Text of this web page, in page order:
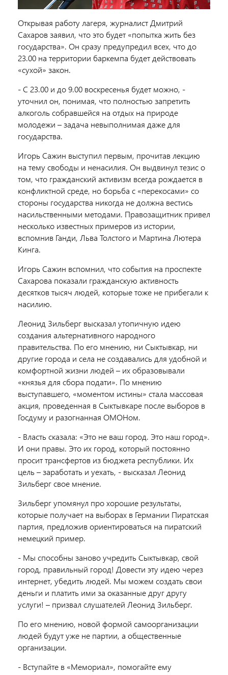
Открывая работу лагеря, журналист Дмитрий
Сахаров заявил, что это будет «попытка жить без
государства». Он сразу предупредил всех, что до
23.00 на территории баркемпа будет действовать
«сухой» закон.
- С 23.00 и до 9.00 воскресенья будет можно, -
уточнил он, понимая, что полностью запретить
алкоголь собравшейся на отдых на природе
молодежи – задача невыполнимая даже для
государства.
Игорь Сажин выступил первым, прочитав лекцию
на тему свободы и ненасилия. Он выдвинул тезис о
том, что гражданский активизм всегда рождается в
конфликтной среде, но борьба с «перекосами» со
стороны государства никогда не должна вестись
насильственными методами. Правозащитник привел
несколько известных примеров из истории,
вспомнив Ганди, Льва Толстого и Мартина Лютера
Кинга.
Игорь Сажин вспомнил, что события на проспекте
Сахарова показали гражданскую активность
десятков тысяч людей, которые тоже не прибегали к
насилию.
Леонид Зильберг высказал утопичную идею
создания альтернативного народного
правительства. По его мнению, ни Сыктывкар, ни
другие города и села не создавались для удобной и
комфортной жизни людей – их образовывали
«князья для сбора подати». По мнению
выступавшего, «моментом истины» стала массовая
акция, проведенная в Сыктывкаре после выборов в
Госдуму и разогнанная ОМОНом.
- Власть сказала: «Это не ваш город. Это наш город».
И они правы. Это их город, который постоянно
просит трансфертов из бюджета республики. Их
цель – заработать и уехать, - высказал Леонид
Зильберг свое мнение.
Зильберг упомянул про хорошие результаты,
которые получает на выборах в Германии Пиратская
партия, предложив ориентироваться на пиратский
немецкий пример.
- Мы способны заново учредить Сыктывкар, свой
город, правильный город! Довести эту идею через
интернет, убедить людей. Мы можем создать свои
деньги и платить ими за оказанные друг другу
услуги! – призвал слушателей Леонид Зильберг.
По его мнению, новой формой самоорганизации
людей будут уже не партии, а общественные
организации.
- Вступайте в «Мемориал», помогайте ему